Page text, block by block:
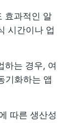
효과적인 알
시간이나 업
하는 경우, 여
기화하는 앱
따른 생산성